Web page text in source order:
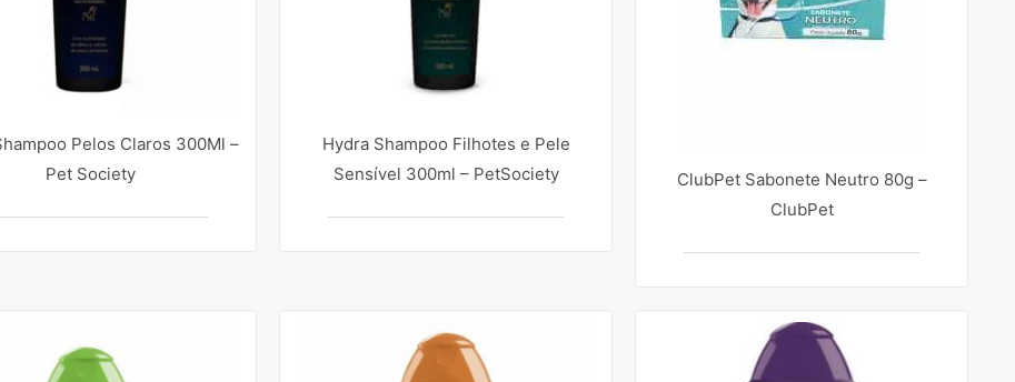
Pelos Claros 300Ml –
Pet Society
Hydra Shampoo Filhotes e Pele
Sensível 300ml – PetSociety
ClubPet Sabonete Neutro 80g –
ClubPet